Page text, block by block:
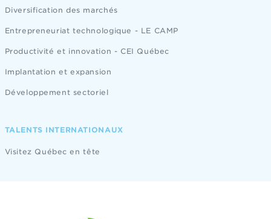
Diversification des marchés
Entrepreneuriat technologique - LE CAMP
Productivité et innovation - CEI Québec
Implantation et expansion
Développement sectoriel
TALENTS INTERNATIONAUX
Visitez Québec en tête